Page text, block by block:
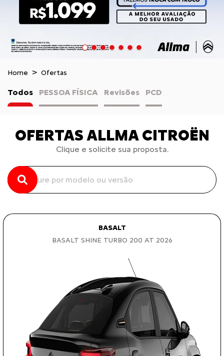
Home Ofertas
Todos PESSOA FÍSICA Revisões PCD
OFERTAS ALLMA CITROËN
Clique e solicite sua proposta.
BASALT
BASALT SHINE TURBO 200 AT 2026